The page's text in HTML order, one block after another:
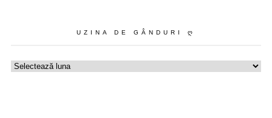
UZINA DE GÂNDURI Ღ
Uzina